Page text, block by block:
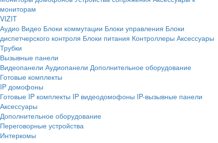
мониторам
VIZIT
Аудио Видео Блоки коммутации Блоки управления Блоки
диспетчерского контроля Блоки питания Контроллеры Аксессуары
Трубки
Вызывные панели
Видеопанели Аудиопанели Дополнительное оборудование
Готовые комплекты
IP домофоны
Готовые IP комплекты IP видеодомофоны IP-вызывные панели
Аксессуары
Дополнительное оборудование
Переговорные устройства
Интеркомы